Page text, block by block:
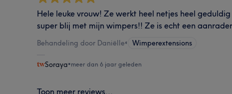
Hele leuke vrouw! Ze werkt heel netjes heel
super blij met mijn wimpers!! Ze is echt een
Behandeling door Daniëlle• Wimperextensions
Soraya•meer dan 6 jaar geleden
Toon meer reviews...